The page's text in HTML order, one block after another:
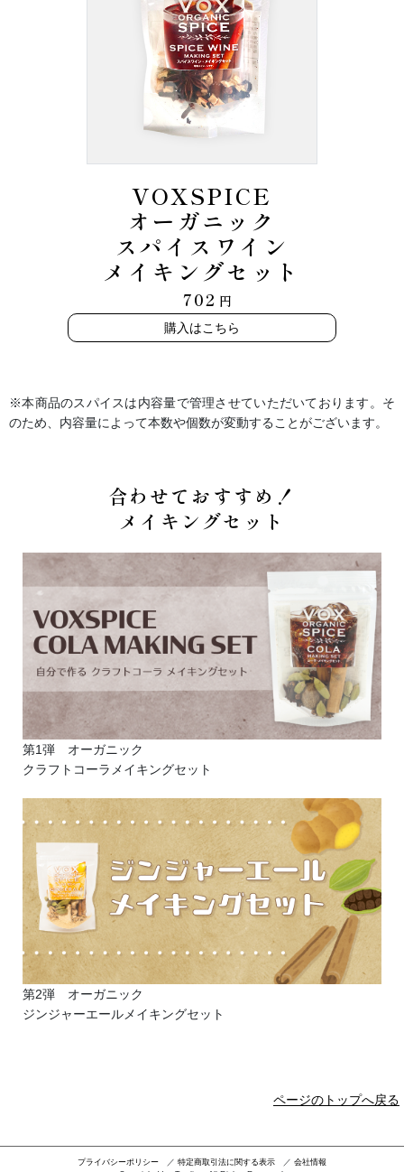
VOXSPICE
オーガニック
スパイスワイン
メイキングセット
702 円
購入はこちら
※本商品のスパイスは内容量で管理させていただいております。そ
のため、内容量によって本数や個数が変動することがございます。
合わせておすすめ！
メイキングセット
第1弾 オーガニック
クラフトコーラメイキングセット
第2弾 オーガニック
ジンジャーエールメイキングセット
ページのトップへ戻る
プライバシーポリシー ／ 特定商取引法に関する表示 ／ 会社情報